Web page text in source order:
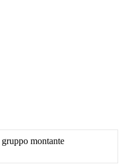
montante